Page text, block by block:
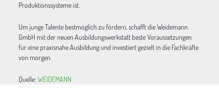
Produktionssysteme ist.
Um junge Talente bestmöglich zu fördern, schafft die Weidemann
GmbH mit der neuen Ausbildungswerkstatt beste Voraussetzungen
für eine praxisnahe Ausbildung und investiert gezielt in die Fachkräfte
von morgen.
Quelle:WEIDEMANN